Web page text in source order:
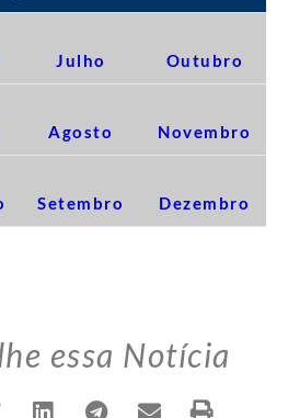
Julho Outubro
Agosto Novembro
Setembro Dezembro
essa Notícia